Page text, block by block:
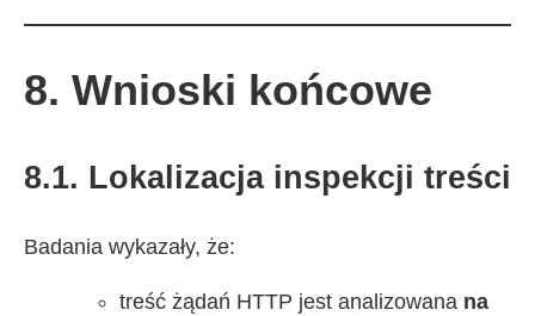
8. Wnioski końcowe
8.1. Lokalizacja inspekcji treści
Badania wykazały, że:
treść żądań HTTP jest analizowana na